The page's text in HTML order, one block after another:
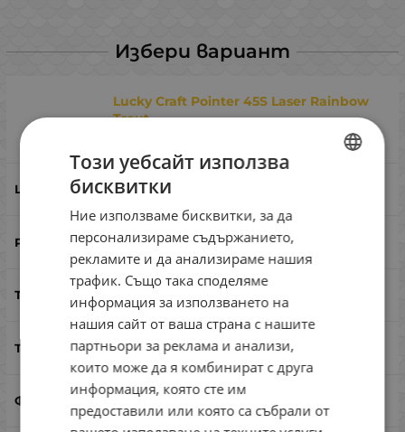
Избери вариант
Lucky Craft Pointer 45S Laser Rainbow
Trout
Laser Rainbow Trout
45
потъващ
миноу
Този уебсайт използва
бисквитки
Ние използваме бисквитки, за да
персонализираме съдържанието,
рекламите и да анализираме нашия
трафик. Също така споделяме
информация за използването на
нашия сайт от ваша страна с нашите
партньори за реклама и анализи,
които може да я комбинират с друга
информация, която сте им
предоставили или която са събрали от